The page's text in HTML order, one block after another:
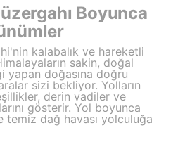
Boyunca
kalabalık ve hareketli
sakin, doğal
yapan doğasına doğru
sizi bekliyor. Yolların
derin vadiler ve
gösterir. Yol boyunca
temiz dağ havası yolculuğa